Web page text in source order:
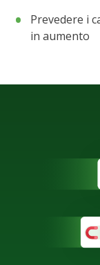
Prevedere i
in aumento